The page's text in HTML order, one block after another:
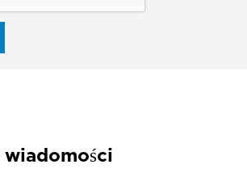
wiadomości